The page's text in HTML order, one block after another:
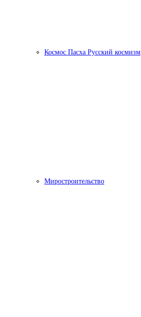
Космос Пасха Русский космизм
Миростроительство